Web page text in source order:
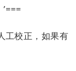
工校正，如果有